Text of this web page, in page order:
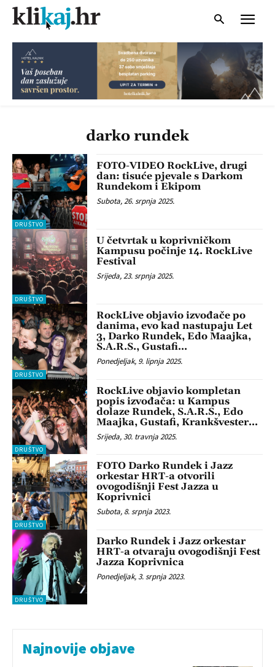
darko rundek
DRUŠTVO
FOTO-VIDEO RockLive, drugi
dan: tisuće pjevale s Darkom
Rundekom i Ekipom
Subota, 26. srpnja 2025.
DRUŠTVO
U četvrtak u koprivničkom
Kampusu počinje 14. RockLive
Festival
Srijeda, 23. srpnja 2025.
DRUŠTVO
RockLive objavio izvođače po
danima, evo kad nastupaju Let
3, Darko Rundek, Edo Maajka,
S.A.R.S., Gustafi…
Ponedjeljak, 9. lipnja 2025.
DRUŠTVO
RockLive objavio kompletan
popis izvođača: u Kampus
dolaze Rundek, S.A.R.S., Edo
Maajka, Gustafi, Krankšvester…
Srijeda, 30. travnja 2025.
DRUŠTVO
FOTO Darko Rundek i Jazz
orkestar HRT-a otvorili
ovogodišnji Fest Jazza u
Koprivnici
Subota, 8. srpnja 2023.
DRUŠTVO
Darko Rundek i Jazz orkestar
HRT-a otvaraju ovogodišnji Fest
Jazza Koprivnica
Ponedjeljak, 3. srpnja 2023.
Najnovije objave